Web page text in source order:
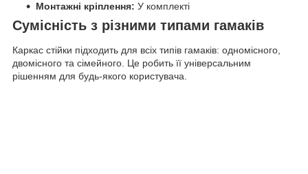
Монтажні кріплення: У комплекті
Сумісність з різними типами гамаків
Каркас стійки підходить для всіх типів гамаків: одномісного,
двомісного та сімейного. Це робить її універсальним
рішенням для будь-якого користувача.